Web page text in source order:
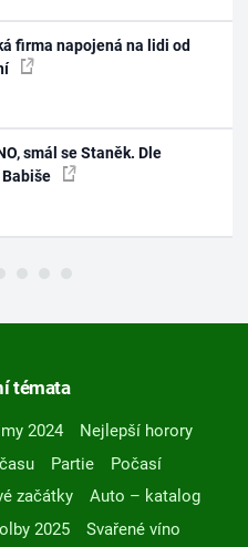
firma napojená na lidi od
smál se Staněk. Dle
témata
2024
Nejlepší horory
Partie
Počasí
začátky
Auto – katalog
2025
Svařené víno